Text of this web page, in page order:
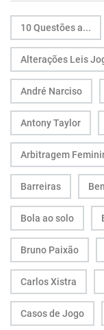
10 Questões a...
Alterações Leis
André Narciso
Antony Taylor
Arbitragem
Barreiras
Bola ao solo
Bruno Paixão
Carlos Xistra
Casos de Jogo